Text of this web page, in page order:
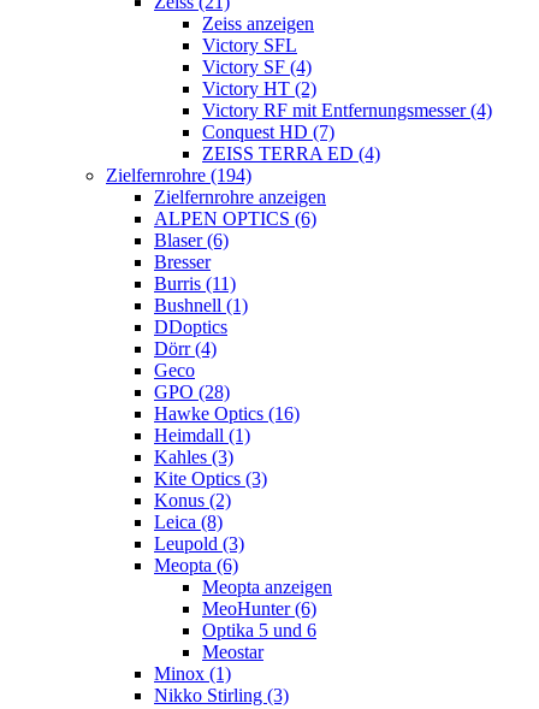
Zeiss anzeigen
Victory SFL
Victory SF (4)
Victory HT (2)
Victory RF mit Entfernungsmesser (4)
Conquest HD (7)
ZEISS TERRA ED (4)
Zielfernrohre (194)
Zielfernrohre anzeigen
ALPEN OPTICS (6)
Blaser (6)
Bresser
Burris (11)
Bushnell (1)
DDoptics
Dörr (4)
Geco
GPO (28)
Hawke Optics (16)
Heimdall (1)
Kahles (3)
Kite Optics (3)
Konus (2)
Leica (8)
Leupold (3)
Meopta (6)
Meopta anzeigen
MeoHunter (6)
Optika 5 und 6
Meostar
Minox (1)
Nikko Stirling (3)